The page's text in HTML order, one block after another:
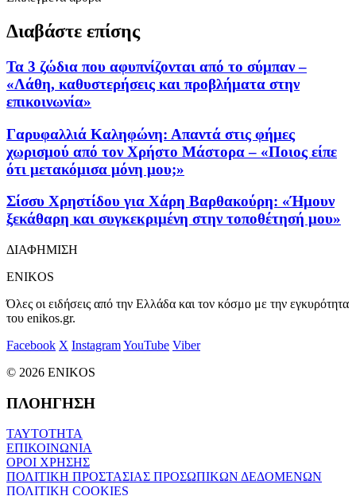
Διαβάστε επίσης
Τα 3 ζώδια που αφυπνίζονται από το σύμπαν –
«Λάθη, καθυστερήσεις και προβλήματα στην
επικοινωνία»
Γαρυφαλλιά Καληφώνη: Απαντά στις φήμες
χωρισμού από τον Χρήστο Μάστορα – «Ποιος είπε
ότι μετακόμισα μόνη μου;»
Σίσσυ Χρηστίδου για Χάρη Βαρθακούρη: «Ήμουν
ξεκάθαρη και συγκεκριμένη στην τοποθέτησή μου»
ΔΙΑΦΗΜΙΣΗ
ENIKOS
Όλες οι ειδήσεις από την Ελλάδα και τον κόσμο με την εγκυρότητα
του enikos.gr.
Facebook X InstagramYouTube Viber
© 2026 ENIKOS
ΠΛΟΗΓΗΣΗ
ΤΑΥΤΟΤΗΤΑ
ΕΠΙΚΟΙΝΩΝΙΑ
ΟΡΟΙ ΧΡΗΣΗΣ
ΠΟΛΙΤΙΚΗ ΠΡΟΣΤΑΣΙΑΣ ΠΡΟΣΩΠΙΚΩΝ ΔΕΔΟΜΕΝΩΝ
ΠΟΛΙΤΙΚΗ COOKIES